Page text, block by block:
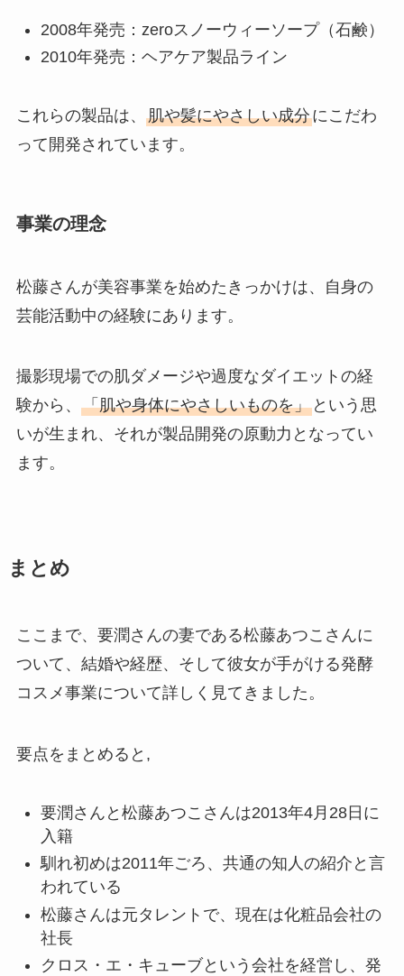
2008年発売：zeroスノーウィーソープ（石鹸）
2010年発売：ヘアケア製品ライン
これらの製品は、 肌や髪にやさしい成分にこだわ
って開発されています。
事業の理念
松藤さんが美容事業を始めたきっかけは、自身の
芸能活動中の経験にあります。
撮影現場での肌ダメージや過度なダイエットの経
験から、 「肌や身体にやさしいものを」という思
いが生まれ、それが製品開発の原動力となってい
ます。
まとめ
ここまで、要潤さんの妻である松藤あつこさんに
ついて、結婚や経歴、そして彼女が手がける発酵
コスメ事業について詳しく見てきました。
要点をまとめると,
要潤さんと松藤あつこさんは2013年4月28日に
入籍
馴れ初めは2011年ごろ、共通の知人の紹介と言
われている
松藤さんは元タレントで、現在は化粧品会社の
社長
クロス・エ・キューブという会社を経営し、発